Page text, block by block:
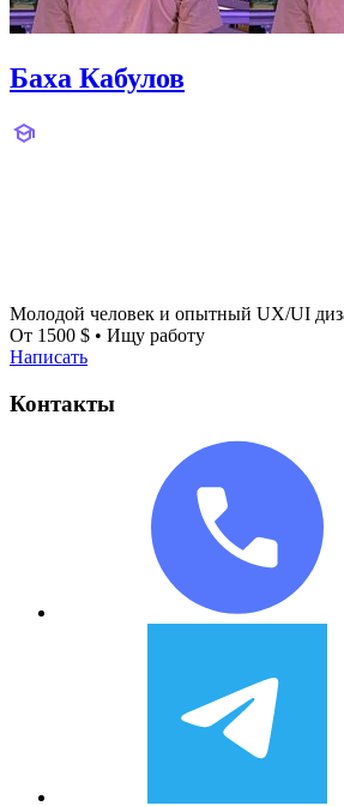
Баха Кабулов
Молодой человек и опытный UX/UI
От 1500 $ • Ищу работу
Написать
Контакты